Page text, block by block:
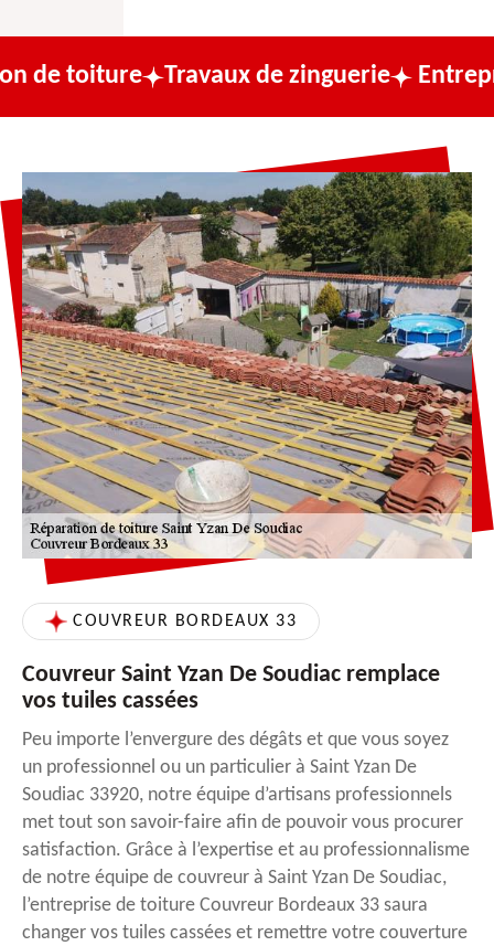
Travaux de zinguerie Entreprise de
COUVREUR BORDEAUX 33
Couvreur Saint Yzan De Soudiac remplace
vos tuiles cassées
Peu importe l’envergure des dégâts et que vous soyez
un professionnel ou un particulier à Saint Yzan De
Soudiac 33920, notre équipe d’artisans professionnels
met tout son savoir-faire afin de pouvoir vous procurer
satisfaction. Grâce à l’expertise et au professionnalisme
de notre équipe de couvreur à Saint Yzan De Soudiac,
l’entreprise de toiture Couvreur Bordeaux 33 saura
changer vos tuiles cassées et remettre votre couverture